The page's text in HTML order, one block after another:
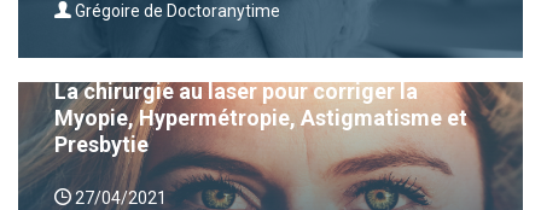
Grégoire de Doctoranytime
La chirurgie au laser pour corriger la
Myopie, Hypermétropie, Astigmatisme et
Presbytie
27/04/2021